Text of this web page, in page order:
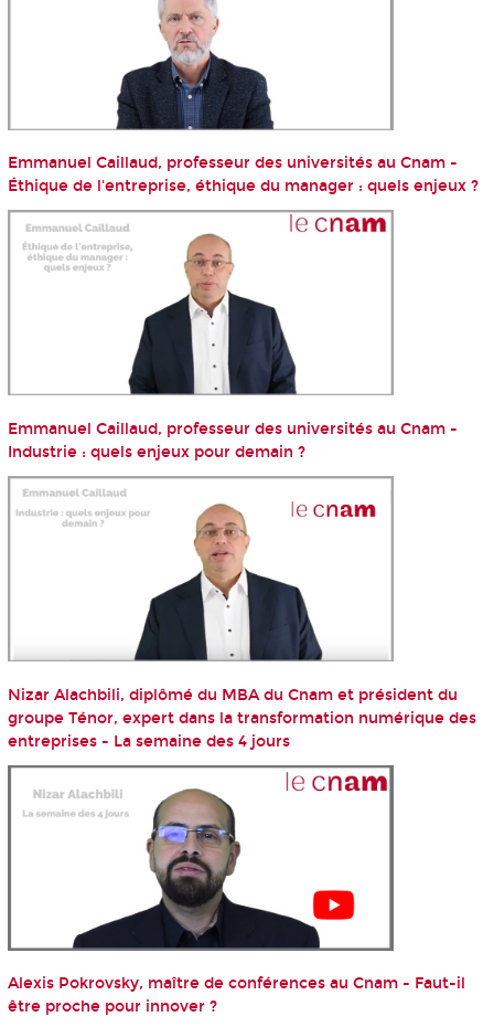
Emmanuel Caillaud, professeur des universités au Cnam -
Éthique de l'entreprise, éthique du manager : quels enjeux ?
Emmanuel Caillaud, professeur des universités au Cnam -
Industrie : quels enjeux pour demain ?
Nizar Alachbili, diplômé du MBA du Cnam et président du
groupe Ténor, expert dans la transformation numérique des
entreprises - La semaine des 4 jours
Alexis Pokrovsky, maître de conférences au Cnam - Faut-il
être proche pour innover ?